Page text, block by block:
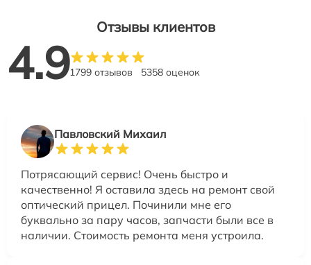
Отзывы клиентов
4.91799 отзывов 5358 оценок
Павловский Михаил
Потрясающий сервис! Очень быстро и
качественно! Я оставила здесь на ремонт свой
оптический прицел. Починили мне его
буквально за пару часов, запчасти были все в
наличии. Стоимость ремонта меня устроила.